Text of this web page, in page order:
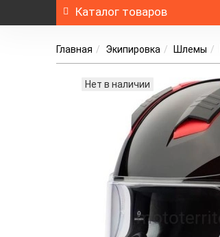
Каталог товаров
Главная Экипировка Шлемы
Нет в наличии